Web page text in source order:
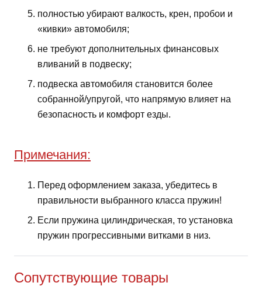
полностью убирают валкость, крен, пробои и
«кивки» автомобиля;
не требуют дополнительных финансовых
вливаний в подвеску;
подвеска автомобиля становится более
собранной/упругой, что напрямую влияет на
безопасность и комфорт езды.
Примечания:
Перед оформлением заказа, убедитесь в
правильности выбранного класса пружин!
Если пружина цилиндрическая, то установка
пружин прогрессивными витками в низ.
Сопутствующие товары